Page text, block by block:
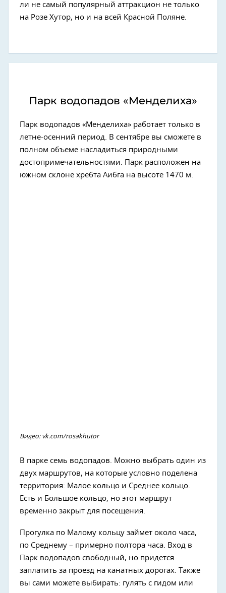
ли не самый популярный аттракцион не только
на Розе Хутор, но и на всей Красной Поляне.
Парк водопадов «Менделиха»
Парк водопадов «Менделиха» работает только в
летне-осенний период. В сентябре вы сможете в
полном объеме насладиться природными
достопримечательностями. Парк расположен на
южном склоне хребта Аибга на высоте 1470 м.
Видео: vk.com/rosakhutor
В парке семь водопадов. Можно выбрать один из
двух маршрутов, на которые условно поделена
территория: Малое кольцо и Среднее кольцо.
Есть и Большое кольцо, но этот маршрут
временно закрыт для посещения.
Прогулка по Малому кольцу займет около часа,
по Среднему – примерно полтора часа. Вход в
Парк водопадов свободный, но придется
заплатить за проезд на канатных дорогах. Также
вы сами можете выбирать: гулять с гидом или